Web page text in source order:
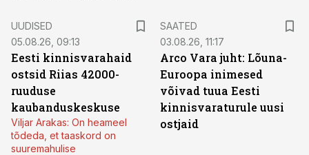
UUDISED
05.08.26, 09:13
Eesti kinnisvarahaid
ostsid Riias 42000-
ruuduse
kaubanduskeskuse
Viljar Arakas: On heameel
tõdeda, et taaskord on
suuremahulise
SAATED
03.08.26, 11:17
Arco Vara juht: Lõuna-
Euroopa inimesed
võivad tuua Eesti
kinnisvaraturule uusi
ostjaid